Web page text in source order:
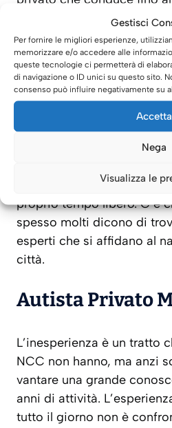
Gestisci
Per fornire le migliori esperienze,
memorizzare e/o accedere alle
queste tecnologie ci permetterà di
di navigazione o ID unici su questo sito.
consenso può influire negativamente su
Accetta
Nega
Visualizza le
desidera arrivare. Si paga
collegata la carta di
conoscere in anticipo il
comodo. Quello che però
naso riguardo chi c’è alla
che hanno intenzione di
per arrivare alla fine del
all’occhio che non si
mettono a disposizione il
proprio tempo libero. C’è
spesso molti dicono di
esperti che si affidano al
città.
Autista Privato
L’inesperienza è un tratto
NCC non hanno, ma anzi
vantare una grande
anni di attività.
tutto il giorno non è